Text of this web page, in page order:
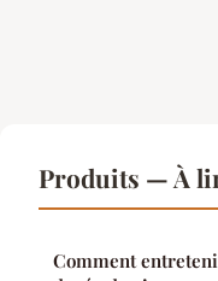
Produits — À
Comment